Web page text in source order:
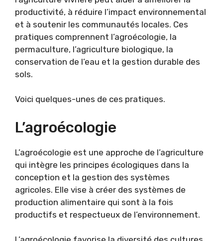
productivité, à réduire l’impact environnemental
et à soutenir les communautés locales. Ces
pratiques comprennent l’agroécologie, la
permaculture, l’agriculture biologique, la
conservation de l’eau et la gestion durable des
sols.
Voici quelques-unes de ces pratiques.
L’agroécologie
L’agroécologie est une approche de l’agriculture
qui intègre les principes écologiques dans la
conception et la gestion des systèmes
agricoles. Elle vise à créer des systèmes de
production alimentaire qui sont à la fois
productifs et respectueux de l’environnement.